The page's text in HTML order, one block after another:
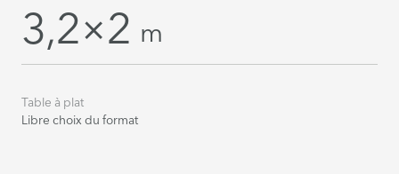
3,2×2 m
Table à plat
Libre choix du format